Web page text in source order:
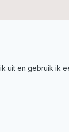
uit en gebruik ik